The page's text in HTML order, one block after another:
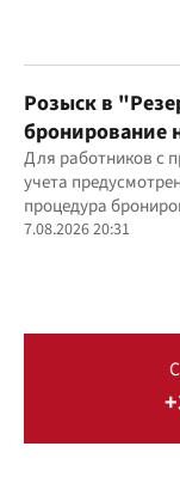
Розыск в
бронирование
важный нюанс
Для работников с
учета
процедура
дней
7.08.2026 20:31